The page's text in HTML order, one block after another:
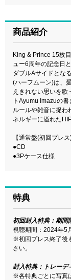
商品紹介
King & Prince 15枚
ュー6周年の記念日
ダブルAサイドとな
(ハーフムーン)は、
えきれない思いを歌
トAyumu Imazuの
ルールや雑音に捉わ
ネルギーに溢れた
【通常盤(初回プレス)
●CD
●3Pケース仕様
特典
初回封入特典：期間
視聴期間：2024年5
※初回プレス終了後
さい。
封入特典：トレーデ
※各特典ごとに写真